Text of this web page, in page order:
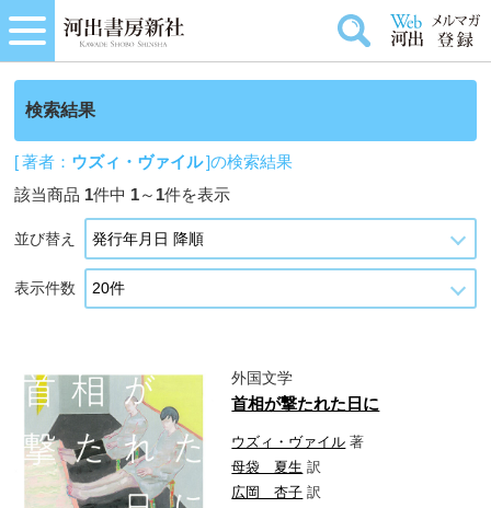
検索結果
[ 著者： ウズィ・ヴァイル]の検索結果
該当商品 1件中 1～ 1件を表示
並び替え
表示件数
外国文学
首相が撃たれた日に
ウズィ・ヴァイル 著
母袋 夏生 訳
広岡 杏子 訳